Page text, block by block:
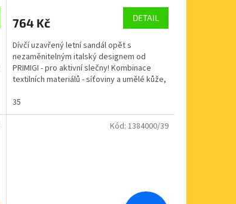
764 Kč DETAIL
Dívčí uzavřený letní sandál opět s
nezaměnitelným italský designem od
PRIMIGI - pro aktivní slečny! Kombinace
textilních materiálů - síťoviny a umělé kůže,
35
Kód: 1384000/39